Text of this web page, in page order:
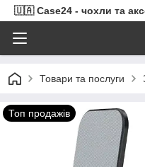
🇺🇦 Case24 - чохли та
Товари та послуги
Топ продажів